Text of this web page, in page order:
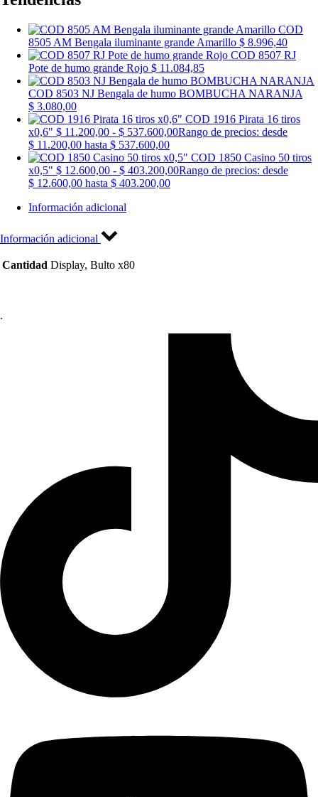
COD
8505 AM Bengala iluminante grande Amarillo $ 8.996,40
COD 8507 RJ
Pote de humo grande Rojo $ 11.084,85
COD 8503 NJ Bengala de humo BOMBUCHA NARANJA
$ 3.080,00
COD 1916 Pirata 16 tiros
x0,6" $ 11.200,00 - $ 537.600,00Rango de precios: desde
$ 11.200,00 hasta $ 537.600,00
COD 1850 Casino 50 tiros
x0,5" $ 12.600,00 - $ 403.200,00Rango de precios: desde
$ 12.600,00 hasta $ 403.200,00
Información adicional
Información adicional
Cantidad Display, Bulto x80
.